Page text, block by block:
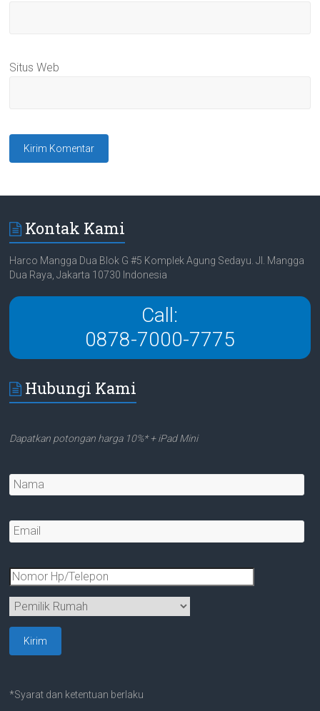
Situs Web
Kontak Kami
Harco Mangga Dua Blok G #5 Komplek Agung Sedayu. Jl. Mangga
Dua Raya, Jakarta 10730 Indonesia
Call:
0878-7000-7775
Hubungi Kami
Dapatkan potongan harga 10%* + iPad Mini
*Syarat dan ketentuan berlaku